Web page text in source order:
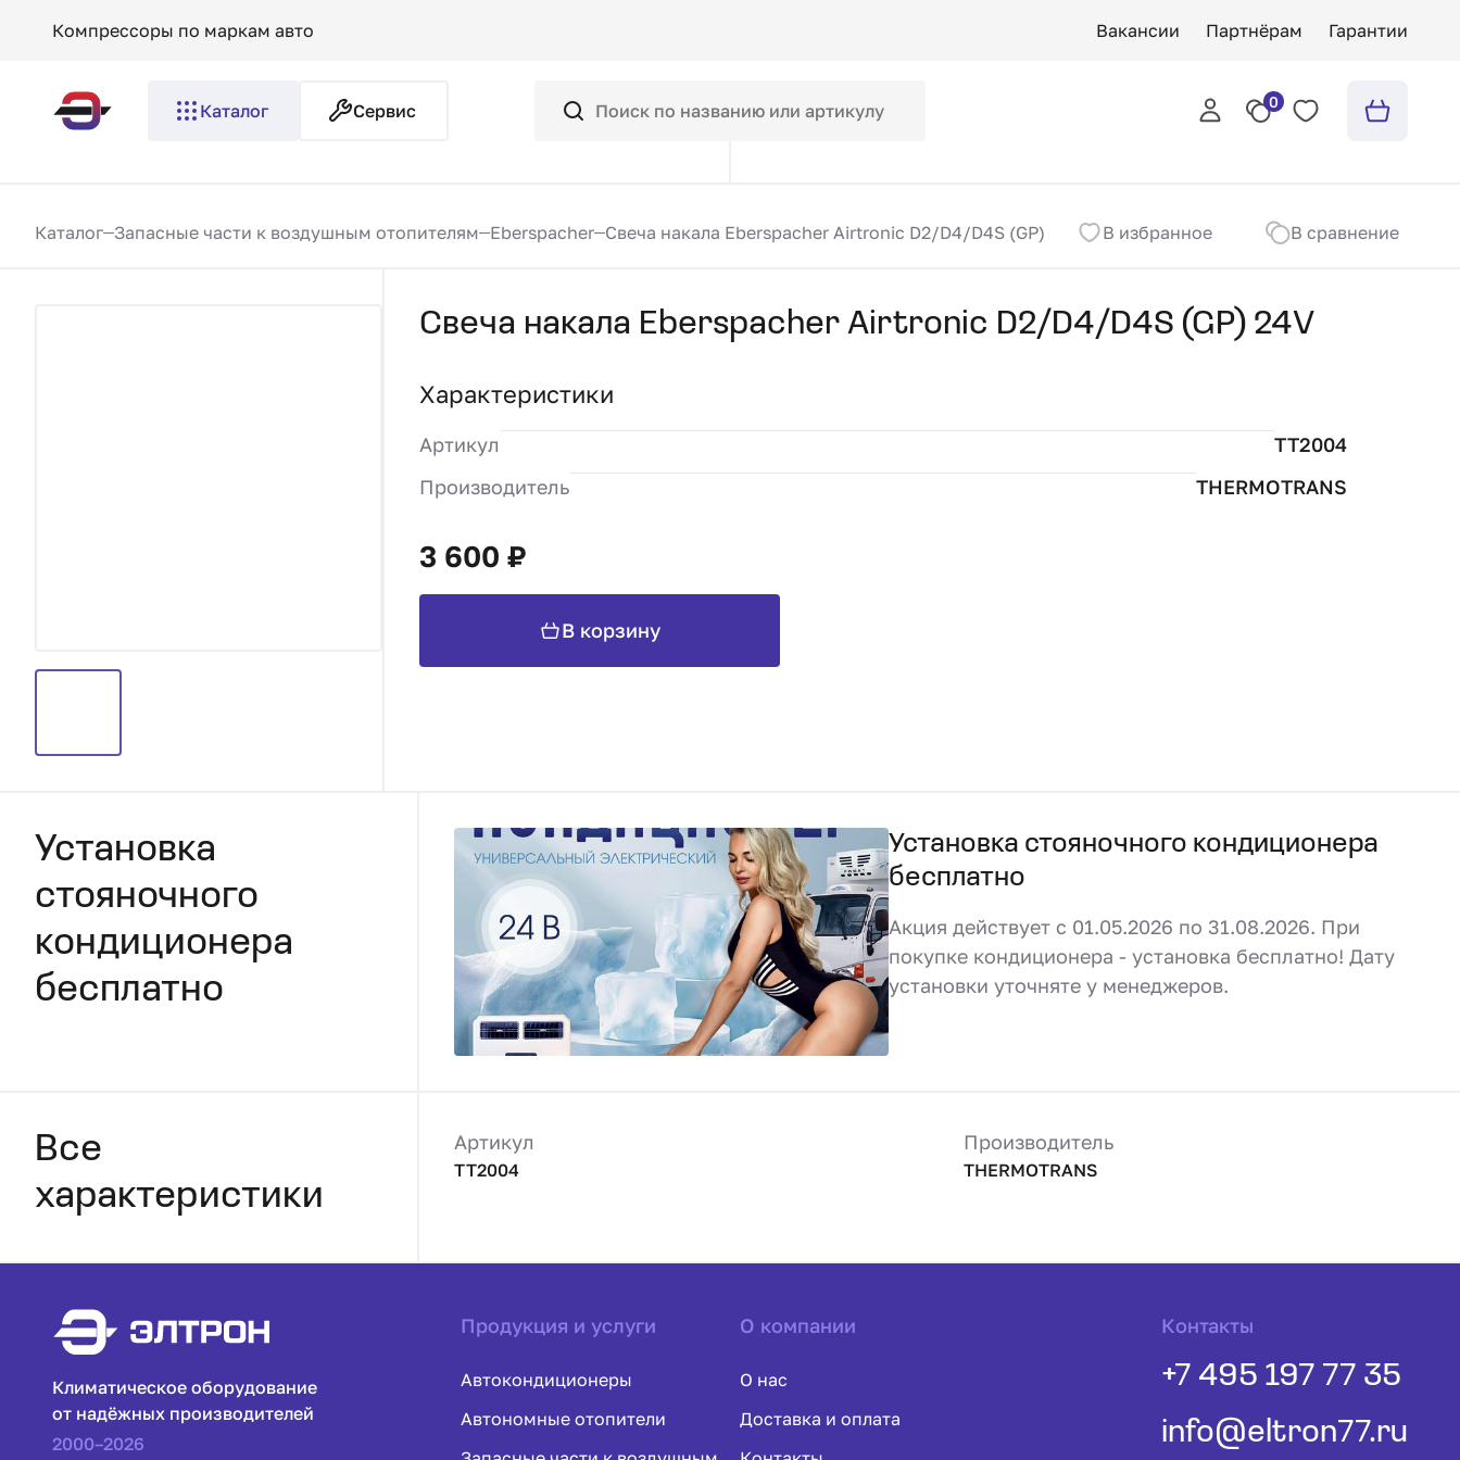
Компрессоры по маркам авто Вакансии Партнёрам Гарантии
Каталог Сервис 0
Каталог Запасные части к воздушным отопителям Eberspacher Свеча накала Eberspacher Airtronic D2/D4/D4S (GP) 24V В избранное В сравнение
Свеча накала Eberspacher Airtronic D2/D4/D4S (GP) 24V
Характеристики
Артикул
TT2004
Производитель
THERMOTRANS
3 600 ₽
В корзину
Установка
стояночного
кондиционера
бесплатно
Установка стояночного кондиционера
бесплатно
Акция действует с 01.05.2026 по 31.08.2026. При
покупке кондиционера - установка бесплатно! Дату
установки уточняте у менеджеров.
Все
характеристики
Артикул
TT2004
Производитель
THERMOTRANS
Климатическое оборудование
от надёжных производителей
2000–2026
Продукция и услуги
Автокондиционеры
Автономные отопители
О компании
О нас
Доставка и оплата
Контакты
+7 495 197 77 35
info@eltron77.ru